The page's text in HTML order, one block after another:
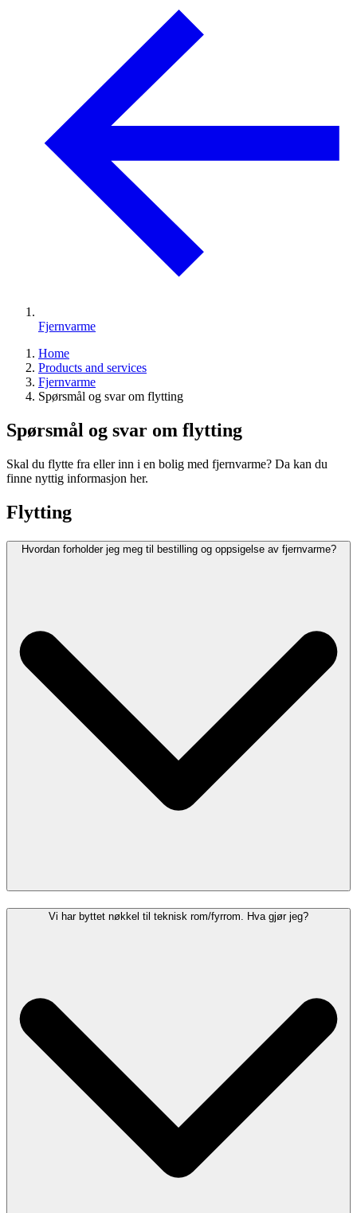
Fjernvarme
Home
Products and services
Fjernvarme
Spørsmål og svar om flytting
Spørsmål og svar om flytting
Skal du flytte fra eller inn i en bolig med fjernvarme? Da kan du
finne nyttig informasjon her.
Flytting
Hvordan forholder jeg meg til bestilling og oppsigelse av fjernvarme?